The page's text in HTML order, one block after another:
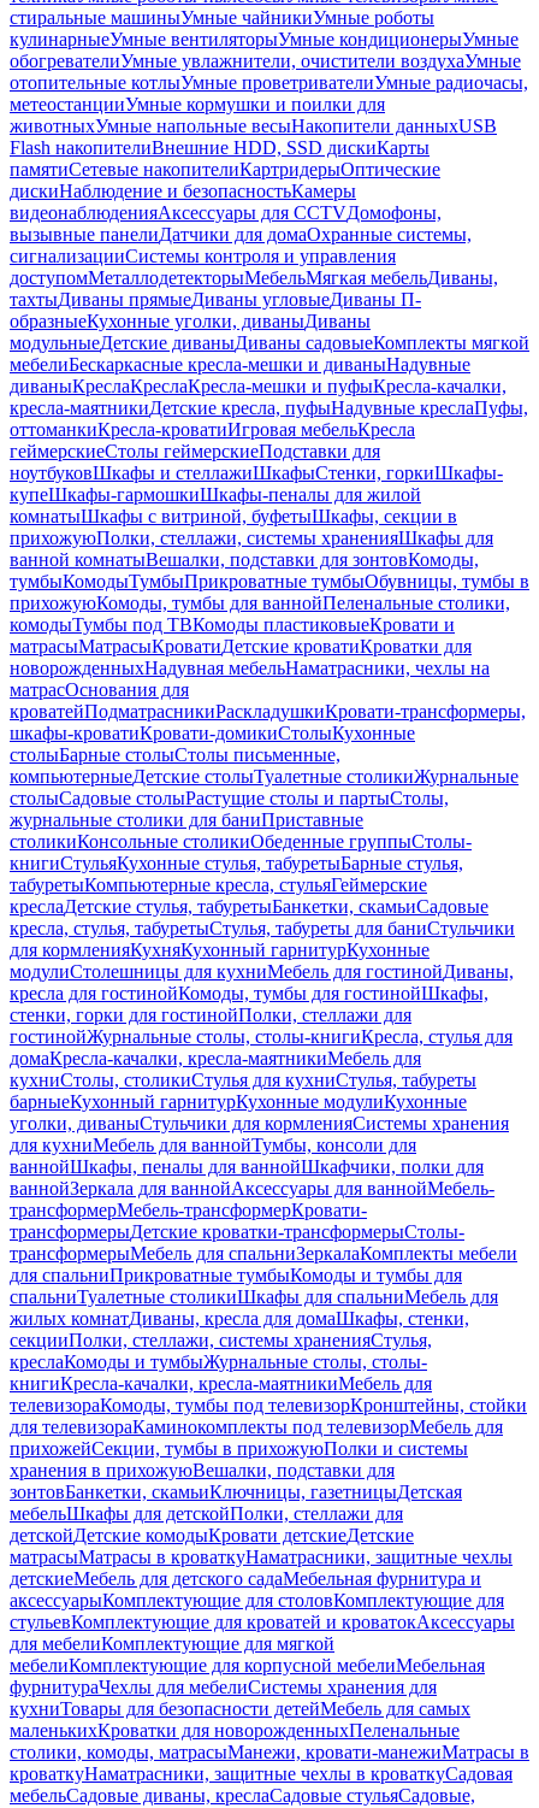
стиральные машиныУмные чайникиУмные роботы
кулинарныеУмные вентиляторыУмные кондиционерыУмные
обогревателиУмные увлажнители, очистители воздухаУмные
отопительные котлыУмные проветривателиУмные радиочасы,
метеостанцииУмные кормушки и поилки для
животныхУмные напольные весыНакопители данныхUSB
Flash накопителиВнешние HDD, SSD дискиКарты
памятиСетевые накопителиКартридерыОптические
дискиНаблюдение и безопасностьКамеры
видеонаблюденияАксессуары для CCTVДомофоны,
вызывные панелиДатчики для домаОхранные системы,
сигнализацииСистемы контроля и управления
доступомМеталлодетекторыМебельМягкая мебельДиваны,
тахтыДиваны прямыеДиваны угловыеДиваны П-
образныеКухонные уголки, диваныДиваны
модульныеДетские диваныДиваны садовыеКомплекты мягкой
мебелиБескаркасные кресла-мешки и диваныНадувные
диваныКреслаКреслаКресла-мешки и пуфыКресла-качалки,
кресла-маятникиДетские кресла, пуфыНадувные креслаПуфы,
оттоманкиКресла-кроватиИгровая мебельКресла
геймерскиеСтолы геймерскиеПодставки для
ноутбуковШкафы и стеллажиШкафыСтенки, горкиШкафы-
купеШкафы-гармошкиШкафы-пеналы для жилой
комнатыШкафы с витриной, буфетыШкафы, секции в
прихожуюПолки, стеллажи, системы храненияШкафы для
ванной комнатыВешалки, подставки для зонтовКомоды,
тумбыКомодыТумбыПрикроватные тумбыОбувницы, тумбы в
прихожуюКомоды, тумбы для ваннойПеленальные столики,
комодыТумбы под ТВКомоды пластиковыеКровати и
матрасыМатрасыКроватиДетские кроватиКроватки для
новорожденныхНадувная мебельНаматрасники, чехлы на
матрасОснования для
кроватейПодматрасникиРаскладушкиКровати-трансформеры,
шкафы-кроватиКровати-домикиСтолыКухонные
столыБарные столыСтолы письменные,
компьютерныеДетские столыТуалетные столикиЖурнальные
столыСадовые столыРастущие столы и партыСтолы,
журнальные столики для баниПриставные
столикиКонсольные столикиОбеденные группыСтолы-
книгиСтульяКухонные стулья, табуретыБарные стулья,
табуретыКомпьютерные кресла, стульяГеймерские
креслаДетские стулья, табуретыБанкетки, скамьиСадовые
кресла, стулья, табуретыСтулья, табуреты для баниСтульчики
для кормленияКухняКухонный гарнитурКухонные
модулиСтолешницы для кухниМебель для гостинойДиваны,
кресла для гостинойКомоды, тумбы для гостинойШкафы,
стенки, горки для гостинойПолки, стеллажи для
гостинойЖурнальные столы, столы-книгиКресла, стулья для
домаКресла-качалки, кресла-маятникиМебель для
кухниСтолы, столикиСтулья для кухниСтулья, табуреты
барныеКухонный гарнитурКухонные модулиКухонные
уголки, диваныСтульчики для кормленияСистемы хранения
для кухниМебель для ваннойТумбы, консоли для
ваннойШкафы, пеналы для ваннойШкафчики, полки для
ваннойЗеркала для ваннойАксессуары для ваннойМебель-
трансформерМебель-трансформерКровати-
трансформерыДетские кроватки-трансформерыСтолы-
трансформерыМебель для спальниЗеркалаКомплекты мебели
для спальниПрикроватные тумбыКомоды и тумбы для
спальниТуалетные столикиШкафы для спальниМебель для
жилых комнатДиваны, кресла для домаШкафы, стенки,
секцииПолки, стеллажи, системы храненияСтулья,
креслаКомоды и тумбыЖурнальные столы, столы-
книгиКресла-качалки, кресла-маятникиМебель для
телевизораКомоды, тумбы под телевизорКронштейны, стойки
для телевизораКаминокомплекты под телевизорМебель для
прихожейСекции, тумбы в прихожуюПолки и системы
хранения в прихожуюВешалки, подставки для
зонтовБанкетки, скамьиКлючницы, газетницыДетская
мебельШкафы для детскойПолки, стеллажи для
детскойДетские комодыКровати детскиеДетские
матрасыМатрасы в кроваткуНаматрасники, защитные чехлы
детскиеМебель для детского садаМебельная фурнитура и
аксессуарыКомплектующие для столовКомплектующие для
стульевКомплектующие для кроватей и кроватокАксессуары
для мебелиКомплектующие для мягкой
мебелиКомплектующие для корпусной мебелиМебельная
фурнитураЧехлы для мебелиСистемы хранения для
кухниТовары для безопасности детейМебель для самых
маленькихКроватки для новорожденныхПеленальные
столики, комоды, матрасыМанежи, кровати-манежиМатрасы в
кроваткуНаматрасники, защитные чехлы в кроваткуСадовая
мебельСадовые диваны, креслаСадовые стульяСадовые,